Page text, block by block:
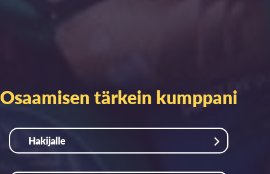
Osaamisen tärkein kumppani
Hakijalle